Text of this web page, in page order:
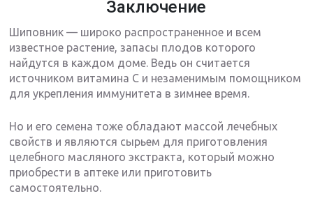
Заключение
Шиповник — широко распространенное и всем
известное растение, запасы плодов которого
найдутся в каждом доме. Ведь он считается
источником витамина С и незаменимым помощником
для укрепления иммунитета в зимнее время.
Но и его семена тоже обладают массой лечебных
свойств и являются сырьем для приготовления
целебного масляного экстракта, который можно
приобрести в аптеке или приготовить
самостоятельно.